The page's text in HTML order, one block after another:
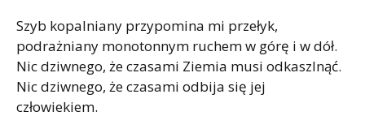
Szyb kopalniany przypomina mi przełyk,
podrażniany monotonnym ruchem w górę i w dół.
Nic dziwnego, że czasami Ziemia musi odkaszlnąć.
Nic dziwnego, że czasami odbija się jej
człowiekiem.